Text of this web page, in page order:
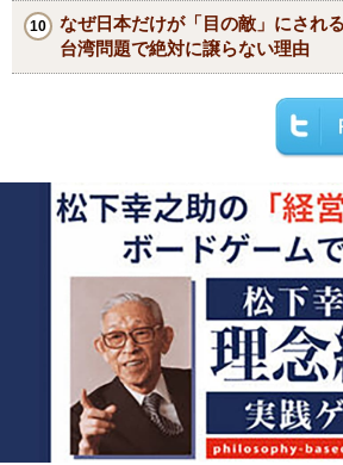
なぜ日本だけが「目の敵」にされ
台湾問題で絶対に譲らない理由